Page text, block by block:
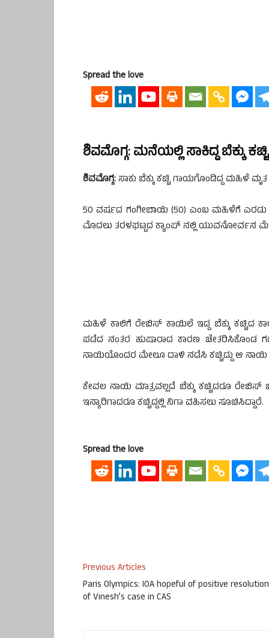
Spread the love
ಶಿವಮೊಗ್ಗ: ಮನೆಯಲ್ಲಿ ಸಾಕಿದ್ದ ಬೆಕ್ಕು
ಶಿವಮೊಗ್ಗ:ಸಾಕು ಬೆಕ್ಕು ಕಚ್ಚಿ ಗಾಯಗೊಂಡಿದ್ದ ಮಹಿಳೆ
50 ವರ್ಷದ ಗಂಗೀಬಾಯಿ (50) ಎಂಬ ಮಹಿಳೆಗೆ ಎರಡು
ಮೊದಲು ತರಳಘಟ್ಟದ ಕ್ಯಾಂಪ್ ನಲ್ಲಿ ಯುವನೋರ್ವನ
ಮಹಿಳೆ ಕಾಲಿಗೆ ರೇಬಿಸ್ ಕಾಯಿಲೆ ಇದ್ದ ಬೆಕ್ಕು ಕಚ್ಚಿದ
ಪಡೆದ ನಂತರ ಹುಷಾರಾದ ಕಾರಣ ಚೇತರಿಸಿಕೊಂಡ
ನಾಯಿಯೊಂದರ ಮೇಲೂ ದಾಳಿ ನಡೆಸಿ ಕಚ್ಚಿದ್ದು ಆ ನಾಯಿ
ಕೇವಲ ನಾಯಿ ಮಾತ್ರವಲ್ಲದೆ ಬೆಕ್ಕು ಕಚ್ಚಿದರೂ ರೇಬಿಸ್
ಇನ್ಯಾರಿಗಾದರೂ ಕಚ್ಚಿದ್ದಲ್ಲಿ ನಿಗಾ ವಹಿಸಲು ಸೂಚಿಸಿದ್ದಾರೆ.
Spread the love
Previous Articles
Paris Olympics: IOA hopeful of positive resolution
of Vinesh’s case in CAS